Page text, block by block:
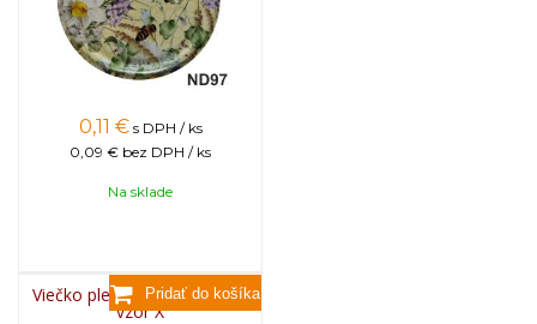
0,11 € s DPH / ks
0,09 € bez DPH / ks
Na sklade
Viečko plechové TWIST 82 -
vzor X